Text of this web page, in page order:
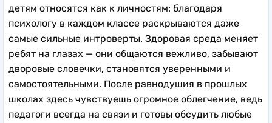
детям относятся как к личностям: благодаря
психологу в каждом классе раскрываются даже
самые сильные интроверты. Здоровая среда меняет
ребят на глазах — они общаются вежливо, забывают
дворовые словечки, становятся уверенными и
самостоятельными. После равнодушия в прошлых
школах здесь чувствуешь огромное облегчение, ведь
педагоги всегда на связи и готовы обсудить любые